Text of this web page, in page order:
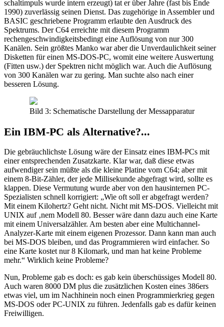
schaltimpuls wurde intern erzeugt) tat er über Jahre (fast bis Ende
1990) zuverlässig seinen Dienst. Das zugehörige in Assembler und
BASIC geschriebene Programm erlaubte den Ausdruck des
Spektrums. Der C64 erreichte mit diesem Programm
rechengeschwindigkeitsbedingt eine Auflösung von nur 300
Kanälen. Sein größtes Manko war aber die Unverdaulichkeit seiner
Disketten für einen MS-DOS-PC, womit eine weitere Auswertung
(Fitten usw.) der Spektren nicht möglich war. Auch die Auflösung
von 300 Kanälen war zu gering. Man suchte also nach einer
besseren Lösung.
Bild 3: Schematische Darstellung der Messapparatur
Ein IBM-PC als Alternative?...
Die gebräuchlichste Lösung wäre der Einsatz eines IBM-PCs mit
einer entsprechenden Zusatzkarte. Klar war, daß diese etwas
aufwendiger sein müßte als die kleine Platine vom C64; aber mit
einem 8-Bit-Zähler, der jede Millisekunde abgefragt wird, sollte es
klappen. Diese Vermutung wurde aber von den hausinternen PC-
Spezialisten schnell korrigiert: „Wie oft soll er abgefragt werden?
Mit einem Kilohertz? Geht nicht. Nicht mit MS-DOS. Vielleicht mit
UNIX auf ‚nem Modell 80. Besser wäre dann dazu auch eine Karte
mit einem Universalzähler. Am besten aber eine Multichannel-
Analyzer-Karte mit einem eigenen Prozessor. Dann kann man auch
bei MS-DOS bleiben, und das Programmieren wird einfacher. So
eine Karte kostet nur 8 Kilomark, und man hat keine Probleme
mehr.“ Wirklich keine Probleme?
Nun, Probleme gab es doch: es gab kein überschüssiges Modell 80.
Auch waren 8000 DM plus die zusätzlichen Kosten eines 386ers
etwas viel, um im Nachhinein noch einen Programmierkrieg gegen
MS-DOS oder PC-UNIX zu führen. Jedenfalls gab es dafür keinen
Freiwilligen.